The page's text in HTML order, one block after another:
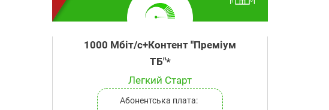
1000 Мбіт/с+Контент "Преміум
ТБ"*
Легкий Старт
Абонентська плата: